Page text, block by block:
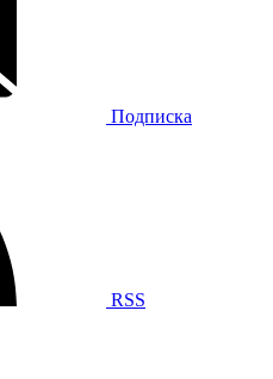
Подписка
RSS